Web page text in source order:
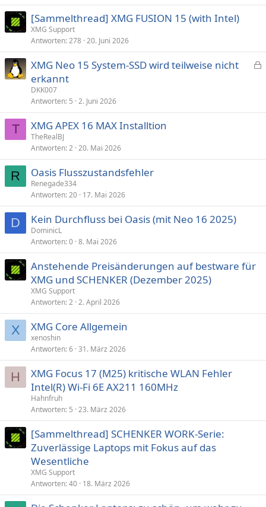
[Sammelthread] XMG FUSION 15 (with Intel)
XMG Support
Antworten 278 20. Juni 2026
e
XMG Neo 15 System-SSD wird teilweise nicht
erkannt
DKK007
Antworten 5 2. Juni 2026
T XMG APEX 16 MAX Installtion
TheRealBJ
Antworten 2 20. Mai 2026
R Oasis Flusszustandsfehler
Renegade334
Antworten 20 17. Mai 2026
D Kein Durchfluss bei Oasis (mit Neo 16 2025)
DominicL
Antworten 0 8. Mai 2026
Anstehende Preisänderungen auf bestware für
XMG und SCHENKER (Dezember 2025)
XMG Support
Antworten 2 2. April 2026
X XMG Core Allgemein
xenoshin
Antworten 6 31. März 2026
H
XMG Focus 17 (M25) kritische WLAN Fehler
Intel(R) Wi-Fi 6E AX211 160MHz
Hahnfruh
Antworten 5 23. März 2026
[Sammelthread] SCHENKER WORK-Serie:
Zuverlässige Laptops mit Fokus auf das
Wesentliche
XMG Support
Antworten 40 18. März 2026